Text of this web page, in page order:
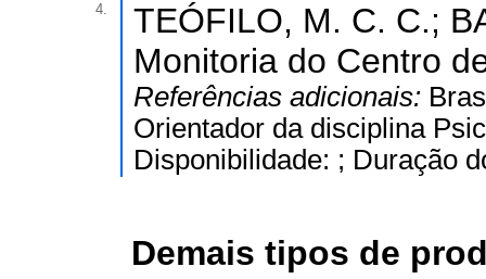
4.
TEÓFILO, M. C. C.;
Monitoria do Centro
Referências adicionais:
Orientador da disciplina
Disponibilidade: ; Duração
Demais tipos de